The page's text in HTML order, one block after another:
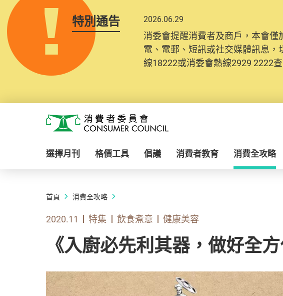
特別通告 2026.06.29
消委會提醒消費者及商戶，本會
電、電郵、短訊或社交媒體訊息
線18222或消委會熱線2929 2222查
消費者委員會
選擇月刊 格價工具 倡議 消費者教育 消費全攻略
首頁 消費全攻略
2020.11 特集 飲食煮意 健康美容
《入廚必先利其器，做好全方